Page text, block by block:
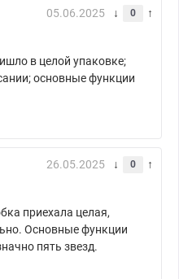
05.06.2025 0
в целой упаковке;
основные функции
26.05.2025 0
приехала целая,
Основные функции
пять звезд.